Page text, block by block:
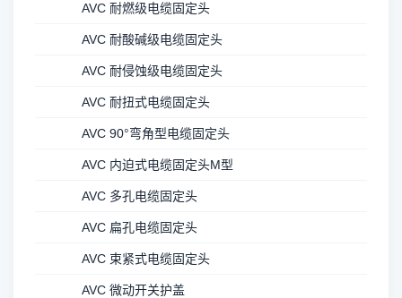
AVC 耐燃级电缆固定头
AVC 耐酸碱级电缆固定头
AVC 耐侵蚀级电缆固定头
AVC 耐扭式电缆固定头
AVC 90°弯角型电缆固定头
AVC 内迫式电缆固定头M型
AVC 多孔电缆固定头
AVC 扁孔电缆固定头
AVC 束紧式电缆固定头
AVC 微动开关护盖